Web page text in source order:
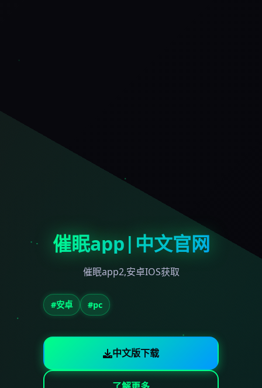
催眠app|中文官网
催眠app2,安卓IOS获取
#安卓 #pc
中文版下载